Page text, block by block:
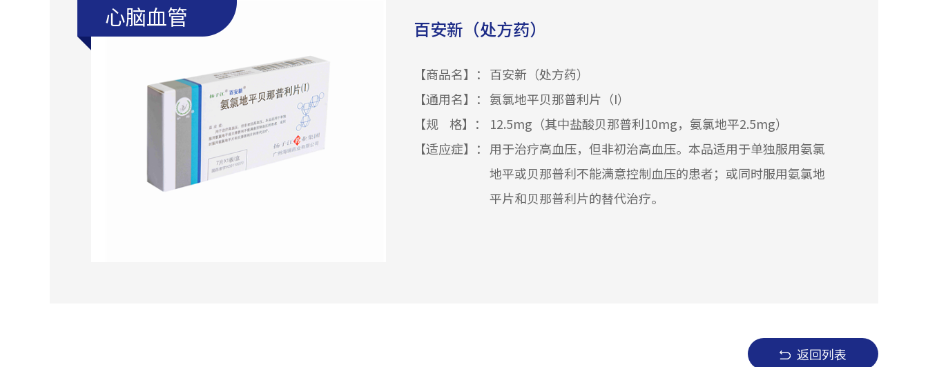
心脑血管 百安新（处方药）
【商品名】： 百安新（处方药）
【通用名】： 氨氯地平贝那普利片（I）
【规 格】：
12.5mg（其中盐酸贝那普利10mg，氨氯地平2.5mg）
【适应症】： 用于治疗高血压，但非初治高血压。本品适用于单独服用氨氯
地平或贝那普利不能满意控制血压的患者；或同时服用氨氯地
平片和贝那普利片的替代治疗。
返回列表